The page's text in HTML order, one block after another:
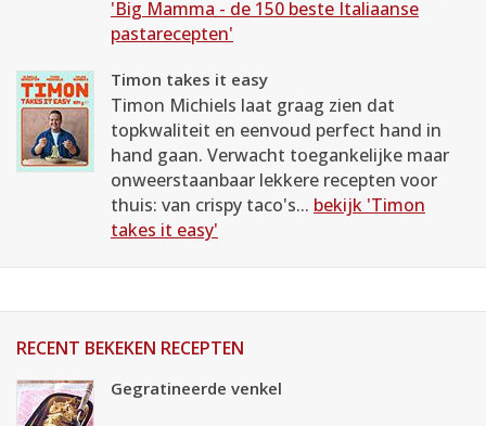
'Big Mamma - de 150 beste Italiaanse
pastarecepten'
Timon takes it easy
Timon Michiels laat graag zien dat
topkwaliteit en eenvoud perfect hand in
hand gaan. Verwacht toegankelijke maar
onweerstaanbaar lekkere recepten voor
thuis: van crispy taco's... bekijk 'Timon
takes it easy'
RECENT BEKEKEN RECEPTEN
Gegratineerde venkel